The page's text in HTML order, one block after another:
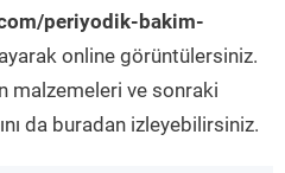
periyodik-bakim-
online görüntülersiniz.
malzemeleri ve sonraki
da buradan izleyebilirsiniz.